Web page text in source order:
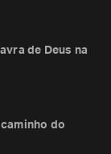
de Deus na
do